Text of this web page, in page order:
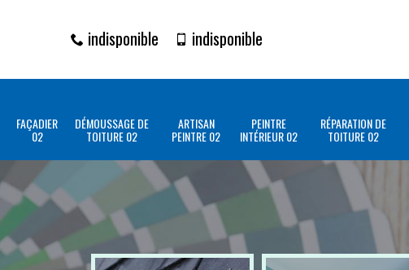
indisponible indisponible
FAÇADIER
02
DÉMOUSSAGE DE
TOITURE 02
ARTISAN
PEINTRE 02
PEINTRE
INTÉRIEUR 02
RÉPARATION DE
TOITURE 02